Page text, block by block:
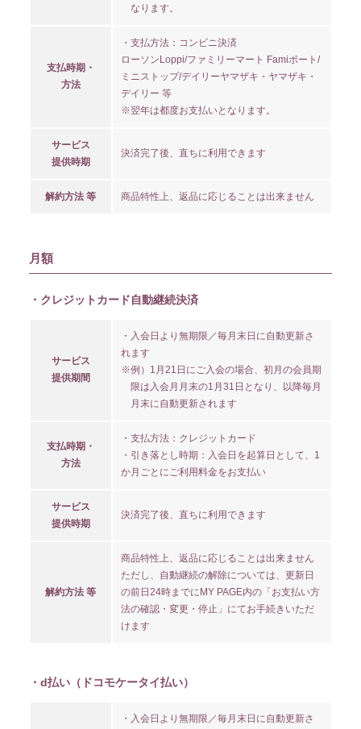
なります。
支払時期・
方法
・支払方法：コンビニ決済
ローソンLoppi/ファミリーマート Famiポート/
ミニストップ/デイリーヤマザキ・ヤマザキ・
デイリー 等
※翌年は都度お支払いとなります。
サービス
提供時期
決済完了後、直ちに利用できます
解約方法 等 商品特性上、返品に応じることは出来ません
月額
・クレジットカード自動継続決済
サービス
提供期間
・入会日より無期限／毎月末日に自動更新さ
れます
※例）1月21日にご入会の場合、初月の会員期
限は入会月月末の1月31日となり、以降毎月
月末に自動更新されます
支払時期・
方法
・支払方法：クレジットカード
・引き落とし時期：入会日を起算日として、1
か月ごとにご利用料金をお支払い
サービス
提供時期
決済完了後、直ちに利用できます
解約方法 等
商品特性上、返品に応じることは出来ません
ただし、自動継続の解除については、更新日
の前日24時までにMY PAGE内の「お支払い方
法の確認・変更・停止」にてお手続きいただ
けます
・d払い（ドコモケータイ払い）
・入会日より無期限／毎月末日に自動更新さ